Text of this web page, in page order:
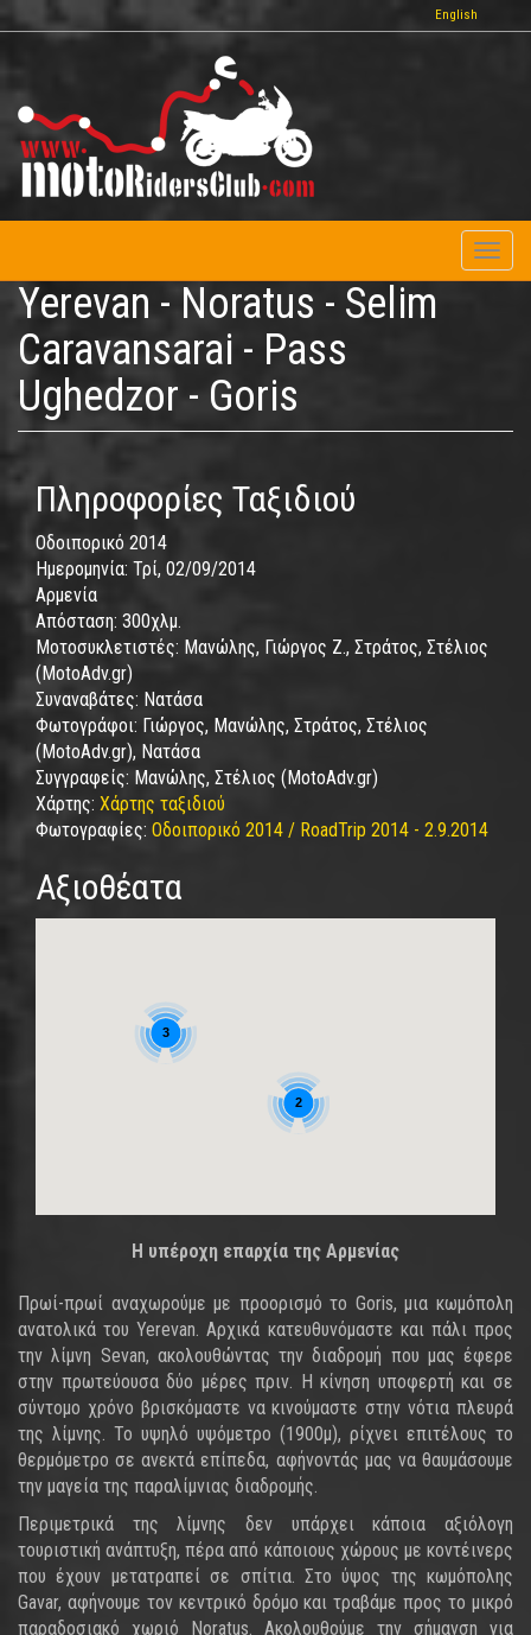
Παράκαμψη
προς
κυρίως
περιεχόμενο
English
Yerevan - Noratus - Selim
Caravansarai - Pass
Ughedzor - Goris
Πληροφορίες Ταξιδιού
Οδοιπορικό 2014
Ημερομηνία: Τρί, 02/09/2014
Αρμενία
Απόσταση: 300χλμ.
Μοτοσυκλετιστές: Μανώλης, Γιώργος Ζ., Στράτος, Στέλιος
(MotoAdv.gr)
Συναναβάτες: Νατάσα
Φωτογράφοι: Γιώργος, Μανώλης, Στράτος, Στέλιος
(MotoAdv.gr), Νατάσα
Συγγραφείς: Μανώλης, Στέλιος (MotoAdv.gr)
Χάρτης: Χάρτης ταξιδιού
Φωτογραφίες: Οδοιπορικό 2014 / RoadTrip 2014 - 2.9.2014
Αξιοθέατα
3
2
Η υπέροχη επαρχία της Αρμενίας
Πρωί-πρωί αναχωρούμε με προορισμό το Goris, μια κωμόπολη
ανατολικά του Yerevan. Αρχικά κατευθυνόμαστε και πάλι προς
την λίμνη Sevan, ακολουθώντας την διαδρομή που μας έφερε
στην πρωτεύουσα δύο μέρες πριν. Η κίνηση υποφερτή και σε
σύντομο χρόνο βρισκόμαστε να κινούμαστε στην νότια πλευρά
της λίμνης. Το υψηλό υψόμετρο (1900μ), ρίχνει επιτέλους το
θερμόμετρο σε ανεκτά επίπεδα, αφήνοντάς μας να θαυμάσουμε
την μαγεία της παραλίμνιας διαδρομής.
Περιμετρικά της λίμνης δεν υπάρχει κάποια αξιόλογη
τουριστική ανάπτυξη, πέρα από κάποιους χώρους με κοντέινερς
που έχουν μετατραπεί σε σπίτια. Στο ύψος της κωμόπολης
Gavar, αφήνουμε τον κεντρικό δρόμο και τραβάμε προς το μικρό
παραδοσιακό χωριό Noratus. Ακολουθούμε την σήμανση για